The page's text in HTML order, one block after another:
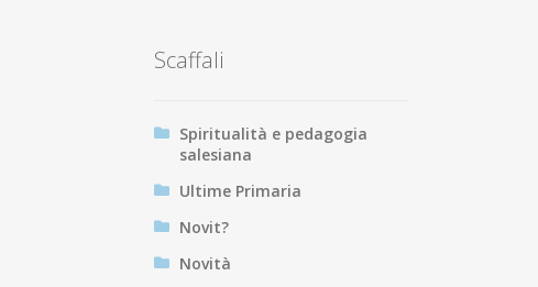
Scaffali
Spiritualità e pedagogia
salesiana
Ultime Primaria
Novit?
Novità